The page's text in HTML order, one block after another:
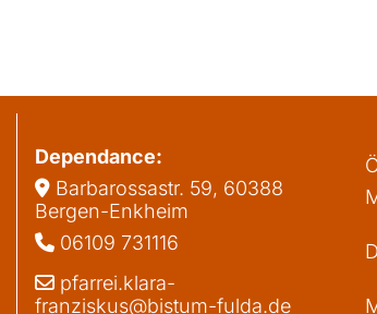
Dependance:
 Barbarossastr. 59, 60388
Bergen-Enkheim
 06109 731116
 pfarrei.klara-
franziskus@bistum-fulda.de